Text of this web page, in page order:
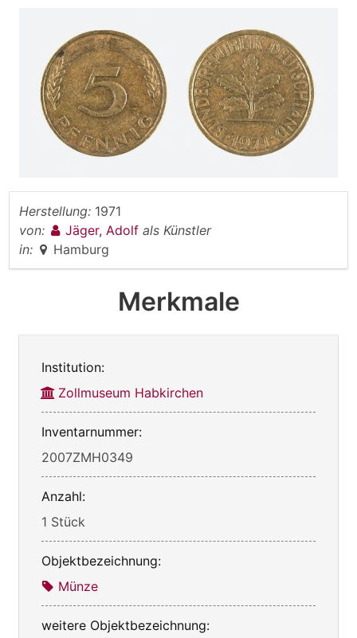
Herstellung: 1971
von:
Jäger, Adolf als Künstler
in:
Hamburg
Merkmale
Institution:
Zollmuseum Habkirchen
Inventarnummer:
2007ZMH0349
Anzahl:
1 Stück
Objektbezeichnung:
Münze
weitere Objektbezeichnung: